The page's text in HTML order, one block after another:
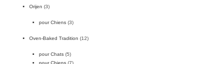
Orijen (3)
pour Chiens (3)
Oven-Baked Tradition (12)
pour Chats (5)
pour Chiens (7)